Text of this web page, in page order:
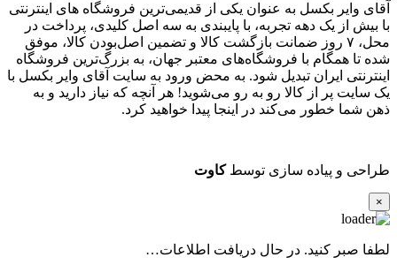
آقای وایر بکسل به عنوان یکی از قدیمی‌ترین فروشگاه های اینترنتی
با بیش از یک دهه تجربه، با پایبندی به سه اصل کلیدی، پرداخت در
محل، ۷ روز ضمانت بازگشت کالا و تضمین اصل‌بودن کالا، موفق
شده تا همگام با فروشگاه‌های معتبر جهان، به بزرگ‌ترین فروشگاه
اینترنتی ایران تبدیل شود. به محض ورود به سایت آقای وایر بکسل با
یک سایت پر از کالا رو به رو می‌شوید! هر آنچه که نیاز دارید و به
ذهن شما خطور می‌کند در اینجا پیدا خواهید کرد.
طراحی و پیاده سازی توسطکاوت
×
لطفا صبر کنید. در حال دریافت اطلاعات…